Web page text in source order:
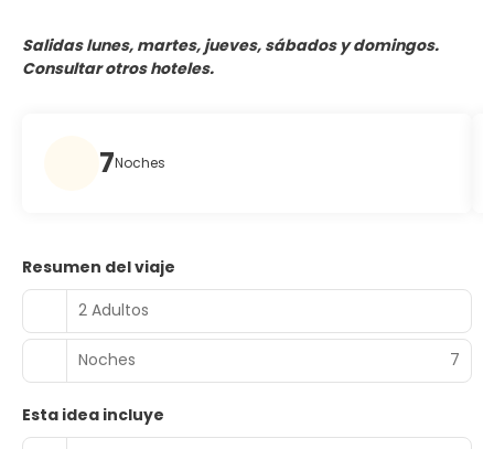
Salidas lunes, martes, jueves, sábados y domingos.
Consultar otros hoteles.
7Noches
Resumen del viaje
2 Adultos
Noches 7
Esta idea incluye